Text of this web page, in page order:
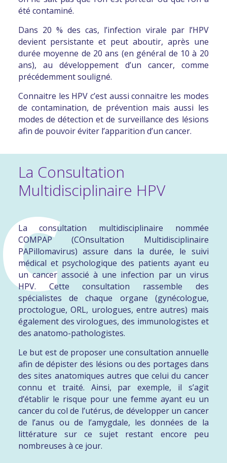
ARTICLE PARU DANS LE QUOTIDIEN DU MÉDECIN :
Vacciner les filles et les garçons contre le HPV, une nécessité
pour l’Académie de médecine
Lire l’article en ligne
ARTICLE PARU DANS ÇA M’INTÉRESSE :
Cancer du col de l’utérus : en finir avec les papillomavirus
Lire l’article en ligne
ARTICLE PARU DANS PARIS MATCH :
Papillomavirus Humain : risques et prévention
ARTICLE PARU TEMPO SANTÉ :
Interview du Pr Cécile Badoual
Télécharger l’article
QUESTIONS / RÉPONSES SUR L’HPV LES PLUS FRÉQUENTES
Télécharger les questions
INTERVIEW DU PR COCHAND-PRIOLLET
Le dépistage du cancer du col de l’utérus et l’infection génitale à
Papillomavirus
Visionner l’interview
ARTICLE PARU DANS LE QUOTIDIEN DU MÉDECIN
La croisade d’une femme contre le HPV, par le Professeur
Cécile BADOUAL
été contaminé.
Dans 20 % des cas, l’infection virale par l’HPV
devient persistante et peut aboutir, après une
durée moyenne de 20 ans (en général de 10 à 20
ans), au développement d’un cancer, comme
précédemment souligné.
Connaitre les HPV c’est aussi connaitre les modes
de contamination, de prévention mais aussi les
modes de détection et de surveillance des lésions
afin de pouvoiréviter l’apparition d’un cancer.
La Consultation
Multidisciplinaire HPV
La consultation multidisciplinaire nommée
COMPAP(COnsultation Multidisciplinaire
PAPillomavirus) assure dans la durée, le suivi
médical et psychologique des patients ayant eu
un cancer associé à une infection par un virus
HPV. Cette consultation rassemble des
spécialistes de chaque organe (gynécologue,
proctologue, ORL, urologues, entre autres) mais
également des virologues, des immunologistes et
des anatomo-pathologistes.
Le but est de proposer une consultation annuelle
afin de dépister des lésions ou des portages dans
des sites anatomiques autres que celui du cancer
connu et traité. Ainsi, par exemple, il s’agit
d’établir le risque pour une femme ayant eu un
cancer du col de l’utérus, de développer un cancer
de l’anus ou de l’amygdale, les données de la
littérature sur ce sujet restant encore peu
nombreuses à ce jour.